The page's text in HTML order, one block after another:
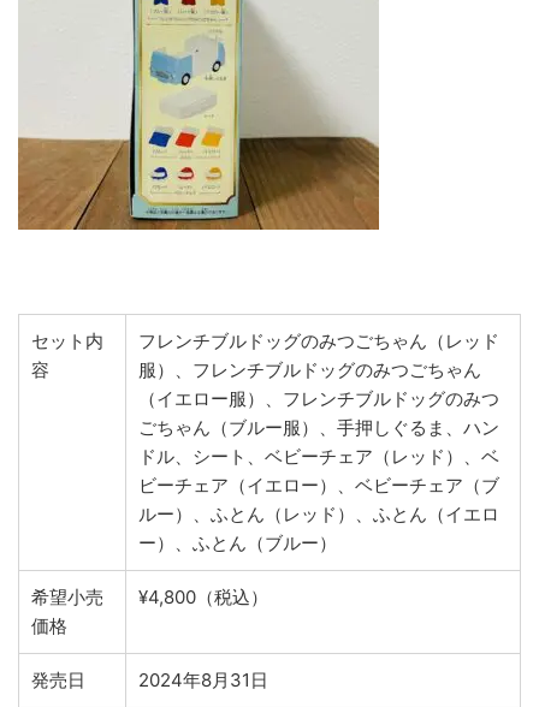
セット内
容
フレンチブルドッグのみつごちゃん（レッド
服）、フレンチブルドッグのみつごちゃん
（イエロー服）、フレンチブルドッグのみつ
ごちゃん（ブルー服）、手押しぐるま、ハン
ドル、シート、ベビーチェア（レッド）、ベ
ビーチェア（イエロー）、ベビーチェア（ブ
ルー）、ふとん（レッド）、ふとん（イエロ
ー）、ふとん（ブルー）
希望小売
価格
¥4,800（税込）
発売日 2024年8月31日